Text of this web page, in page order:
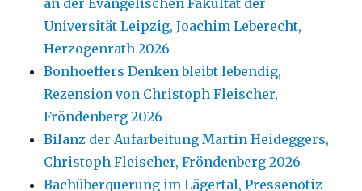
an der Evangelischen Fakultät der
Universität Leipzig, Joachim Leberecht,
Herzogenrath 2026
Bonhoeffers Denken bleibt lebendig,
Rezension von Christoph Fleischer,
Fröndenberg 2026
Bilanz der Aufarbeitung Martin Heideggers,
Christoph Fleischer, Fröndenberg 2026
Bachüberquerung im Lägertal, Pressenotiz